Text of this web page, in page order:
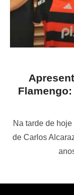
Na tarde de
de Carlos